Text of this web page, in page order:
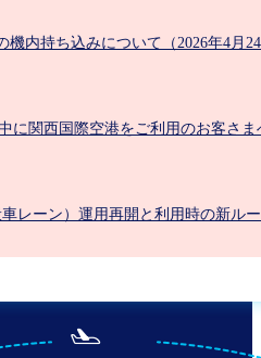
機内持ち込みについて（2026年4月
に関西国際空港をご利用のお客さま
レーン）運用再開と利用時の新ル
